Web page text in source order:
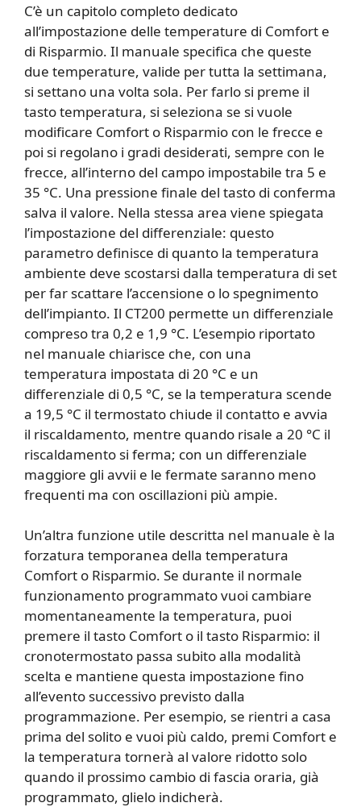
C’è un capitolo completo dedicato
all’impostazione delle temperature di Comfort e
di Risparmio. Il manuale specifica che queste
due temperature, valide per tutta la settimana,
si settano una volta sola. Per farlo si preme il
tasto temperatura, si seleziona se si vuole
modificare Comfort o Risparmio con le frecce e
poi si regolano i gradi desiderati, sempre con le
frecce, all’interno del campo impostabile tra 5 e
35 °C. Una pressione finale del tasto di conferma
salva il valore. Nella stessa area viene spiegata
l’impostazione del differenziale: questo
parametro definisce di quanto la temperatura
ambiente deve scostarsi dalla temperatura di set
per far scattare l’accensione o lo spegnimento
dell’impianto. Il CT200 permette un differenziale
compreso tra 0,2 e 1,9 °C. L’esempio riportato
nel manuale chiarisce che, con una
temperatura impostata di 20 °C e un
differenziale di 0,5 °C, se la temperatura scende
a 19,5 °C il termostato chiude il contatto e avvia
il riscaldamento, mentre quando risale a 20 °C il
riscaldamento si ferma; con un differenziale
maggiore gli avvii e le fermate saranno meno
frequenti ma con oscillazioni più ampie.
Un’altra funzione utile descritta nel manuale è la
forzatura temporanea della temperatura
Comfort o Risparmio. Se durante il normale
funzionamento programmato vuoi cambiare
momentaneamente la temperatura, puoi
premere il tasto Comfort o il tasto Risparmio: il
cronotermostato passa subito alla modalità
scelta e mantiene questa impostazione fino
all’evento successivo previsto dalla
programmazione. Per esempio, se rientri a casa
prima del solito e vuoi più caldo, premi Comfort e
la temperatura tornerà al valore ridotto solo
quando il prossimo cambio di fascia oraria, già
programmato, glielo indicherà.